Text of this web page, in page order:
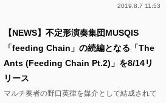
2019.8.7 11:53
【NEWS】不定形演奏集団MUSQIS
「feeding Chain」の続編となる「The
Ants (Feeding Chain Pt.2)」を8/14リ
リース
マルチ奏者の野口英律を媒介として結成されて